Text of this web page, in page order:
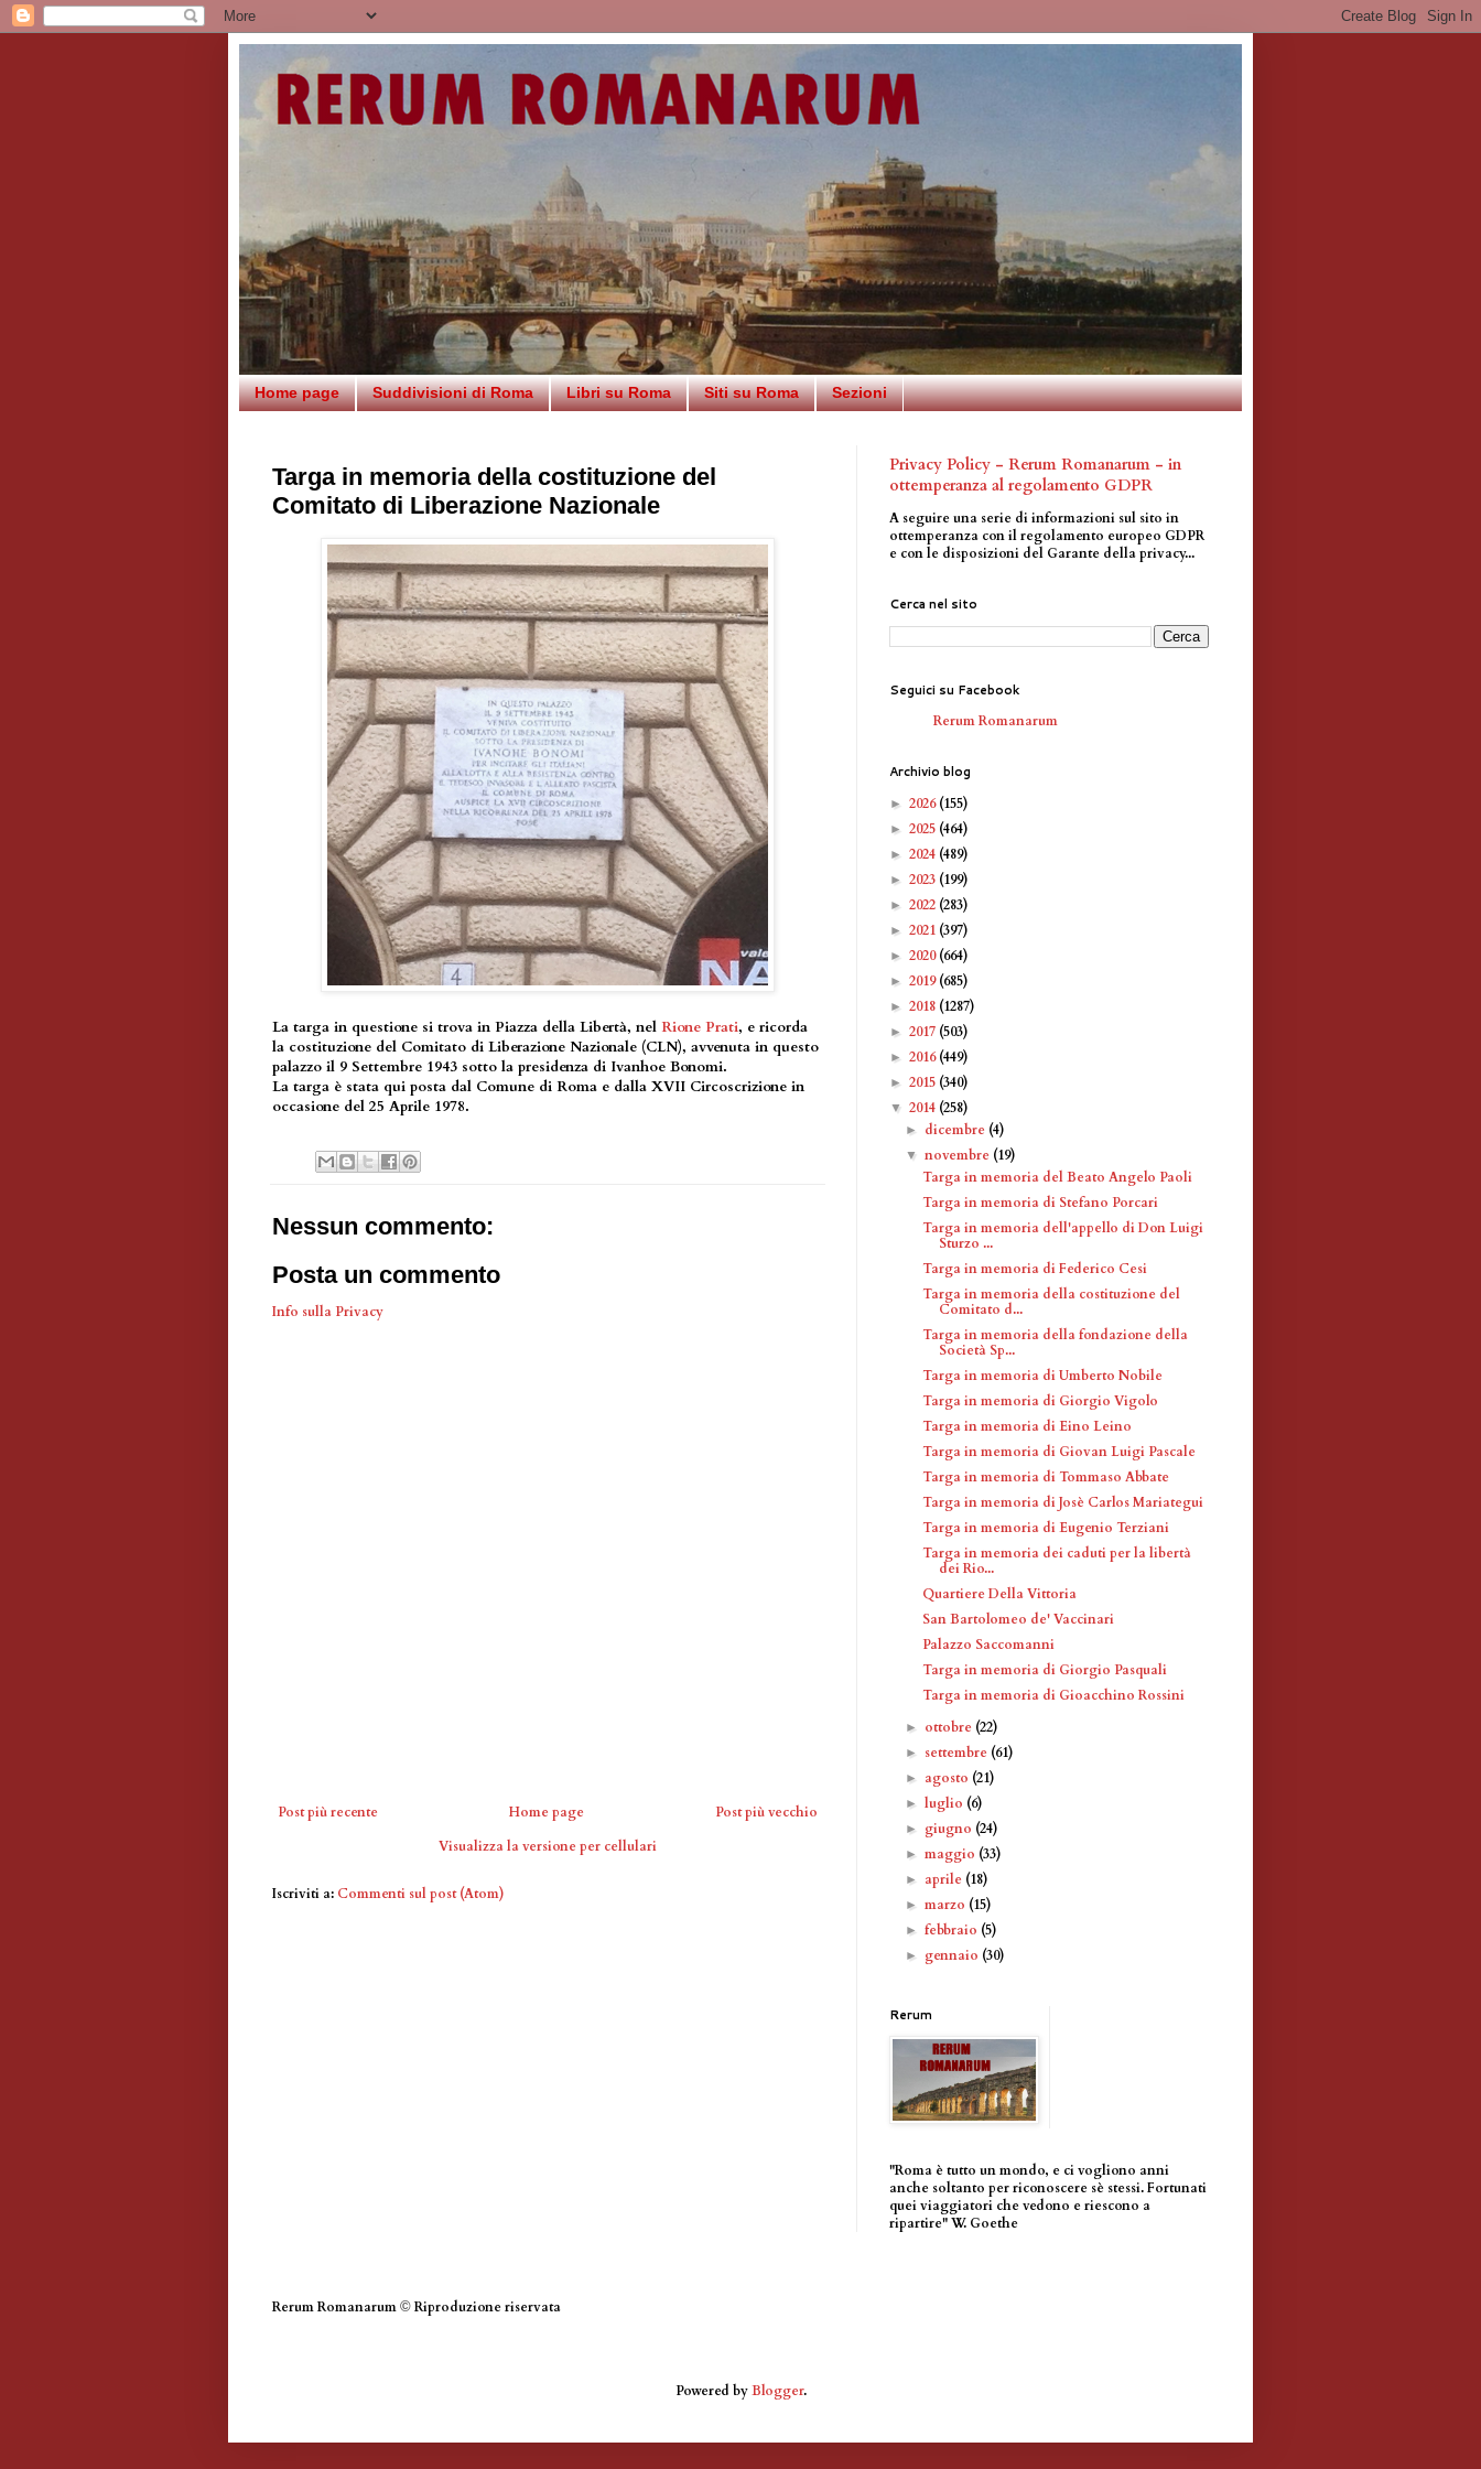
Home page Suddivisioni di Roma Libri su Roma Siti su Roma Sezioni
Targa in memoria della costituzione del
Comitato di Liberazione Nazionale
La targa in questione si trova in Piazza della Libertà, nel Rione Prati, e ricorda
la costituzione del Comitato di Liberazione Nazionale (CLN), avvenuta in questo
palazzo il 9 Settembre 1943 sotto la presidenza di Ivanhoe Bonomi.
La targa è stata qui posta dal Comune di Roma e dalla XVII Circoscrizione in
occasione del 25 Aprile 1978.
Nessun commento:
Posta un commento
Info sulla Privacy
Post più recente Post più vecchio
Home page
Visualizza la versione per cellulari
Iscriviti a: Commenti sul post (Atom)
Privacy Policy - Rerum Romanarum - in
ottemperanza al regolamento GDPR
A seguire una serie di informazioni sul sito in
ottemperanza con il regolamento europeo GDPR
e con le disposizioni del Garante della privacy...
Cerca nel sito
Seguici su Facebook
Rerum Romanarum
Archivio blog
► 2026(155)
► 2025 (464)
► 2024 (489)
► 2023 (199)
► 2022 (283)
► 2021 (397)
► 2020(664)
► 2019(685)
► 2018 (1287)
► 2017 (503)
► 2016(449)
► 2015 (340)
▼ 2014 (258)
► dicembre (4)
▼novembre (19)
Targa in memoria del Beato Angelo Paoli
Targa in memoria di Stefano Porcari
Targa in memoria dell'appello di Don Luigi
Sturzo ...
Targa in memoria di Federico Cesi
Targa in memoria della costituzione del
Comitato d...
Targa in memoria della fondazione della
Società Sp...
Targa in memoria di Umberto Nobile
Targa in memoria di Giorgio Vigolo
Targa in memoria di Eino Leino
Targa in memoria di Giovan Luigi Pascale
Targa in memoria di Tommaso Abbate
Targa in memoria di Josè Carlos Mariategui
Targa in memoria di Eugenio Terziani
Targa in memoria dei caduti per la libertà
dei Rio...
Quartiere Della Vittoria
San Bartolomeo de' Vaccinari
Palazzo Saccomanni
Targa in memoria di Giorgio Pasquali
Targa in memoria di Gioacchino Rossini
► ottobre (22)
► settembre (61)
► agosto (21)
►luglio (6)
► giugno (24)
►maggio (33)
► aprile (18)
►marzo (15)
►febbraio (5)
► gennaio (30)
Rerum
"Roma è tutto un mondo, e ci vogliono anni
anche soltanto per riconoscere sè stessi. Fortunati
quei viaggiatori che vedono e riescono a
ripartire" W. Goethe
Rerum Romanarum © Riproduzione riservata
Powered byBlogger.